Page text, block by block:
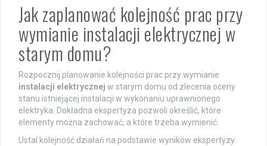
Jak zaplanować kolejność prac przy
wymianie instalacji elektrycznej w
starym domu?
Rozpocznij planowanie kolejności prac przy wymianie
instalacji elektrycznej w starym domu od zlecenia oceny
stanu istniejącej instalacji w wykonaniu uprawnionego
elektryka. Dokładna ekspertyza pozwoli określić, które
elementy można zachować, a które trzeba wymienić.
Ustal kolejność działań na podstawie wyników ekspertyzy.